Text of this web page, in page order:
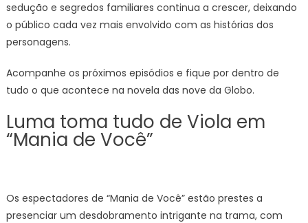
sedução e segredos familiares continua a crescer, deixando
o público cada vez mais envolvido com as histórias dos
personagens.
Acompanhe os próximos episódios e fique por dentro de
tudo o que acontece na novela das nove da Globo.
Luma toma tudo de Viola em
“Mania de Você”
Os espectadores de “Mania de Você” estão prestes a
presenciar um desdobramento intrigante na trama, com